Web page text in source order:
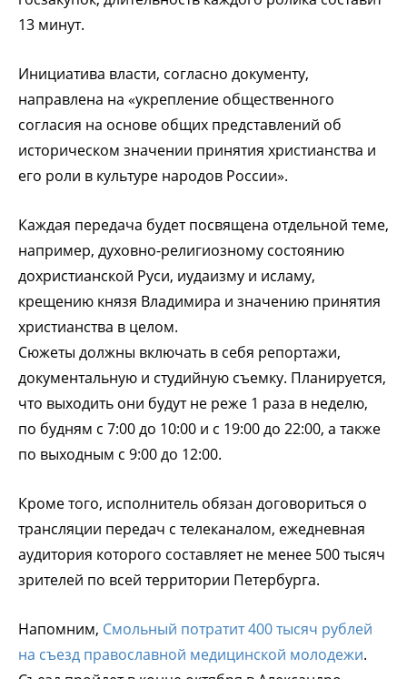
13 минут.
Инициатива власти, согласно документу,
направлена на «укрепление общественного
согласия на основе общих представлений об
историческом значении принятия христианства и
его роли в культуре народов России».
Каждая передача будет посвящена отдельной теме,
например, духовно-религиозному состоянию
дохристианской Руси, иудаизму и исламу,
крещению князя Владимира и значению принятия
христианства в целом.
Сюжеты должны включать в себя репортажи,
документальную и студийную съемку. Планируется,
что выходить они будут не реже 1 раза в неделю,
по будням с 7:00 до 10:00 и с 19:00 до 22:00, а также
по выходным с 9:00 до 12:00.
Кроме того, исполнитель обязан договориться о
трансляции передач с телеканалом, ежедневная
аудитория которого составляет не менее 500 тысяч
зрителей по всей территории Петербурга.
Напомним, Смольный потратит 400 тысяч рублей
на съезд православной медицинской молодежи.